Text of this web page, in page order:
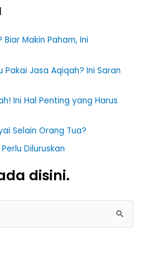
Makin Paham, Ini
Jasa Aqiqah? Ini Saran
Ini Hal Penting yang Harus
Selain Orang Tua?
Diluruskan
disini.